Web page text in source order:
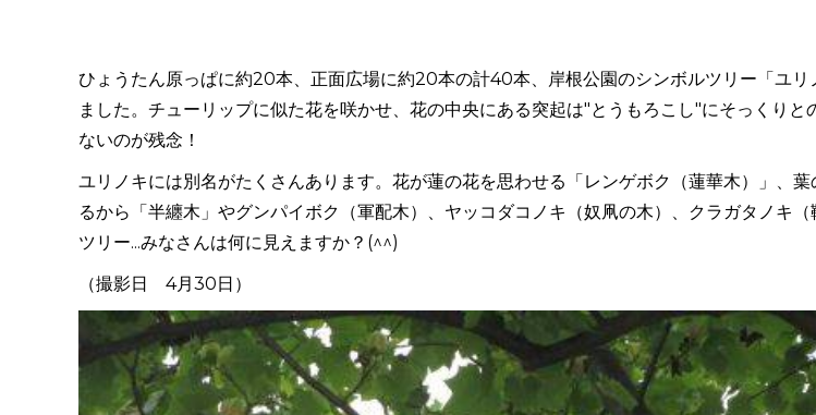
ひょうたん原っぱに約20本、正面広場に約20本の計40本、岸根公園のシンボルツリー「ユリ
ました。チューリップに似た花を咲かせ、花の中央にある突起は"とうもろこし"にそっくりと
ないのが残念！
ユリノキには別名がたくさんあります。花が蓮の花を思わせる「レンゲボク（蓮華木）」、
るから「半纏木」やグンパイボク（軍配木）、ヤッコダコノキ（奴凧の木）、クラガタノキ
ツリー...みなさんは何に見えますか？(^^)
（撮影日 4月30日）